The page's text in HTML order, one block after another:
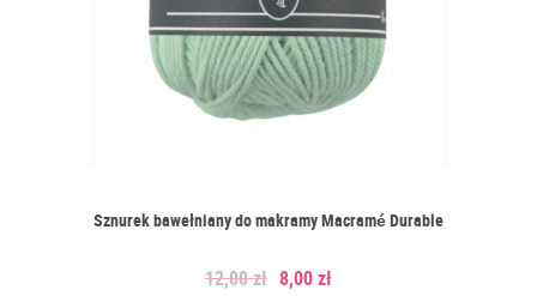
Sznurek bawełniany do makramy Macramé Durable
12,00zł 8,00zł